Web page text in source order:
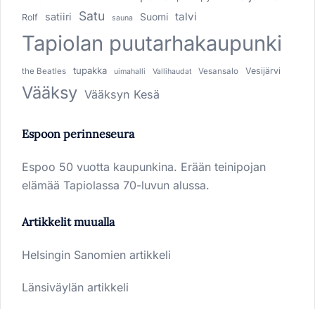
Rolf satiiri Satu sauna Suomi talvi
Tapiolan puutarhakaupunki
the Beatles tupakka uimahalli Vallihaudat Vesansalo Vesijärvi
Vääksy Vääksyn Kesä
Espoon perinneseura
Espoo 50 vuotta kaupunkina. Erään teinipojan
elämää Tapiolassa 70-luvun alussa.
Artikkelit muualla
Helsingin Sanomien artikkeli
Länsiväylän artikkeli